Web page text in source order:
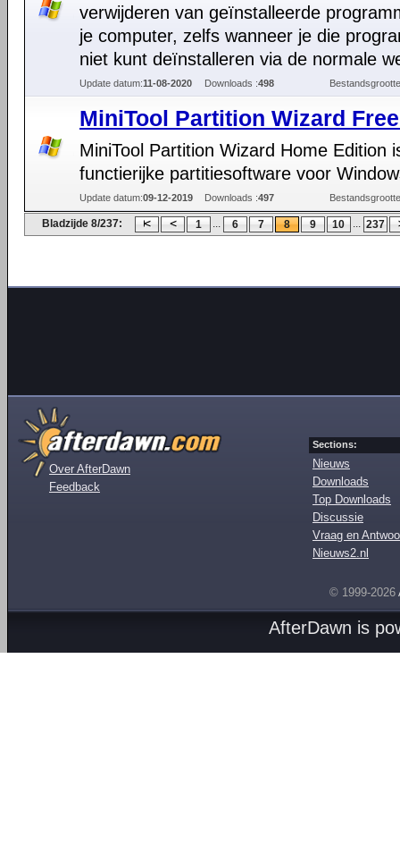
verwijderen van geïnstalleerde
je computer, zelfs wanneer je die
niet kunt deïnstalleren via de normale
Update datum:11-08-2020 Downloads :498
MiniTool Partition Wizard
MiniTool Partition Wizard Home Edition
functierijke partitiesoftware voor
Update datum:09-12-2019 Downloads :497
Bladzijde 8/237: 1 ... 6 7 8 9 10 ... 237
Over AfterDawn
Feedback
Sections:
Nieuws
Downloads
Top Downloads
Discussie
Vraag en
Nieuws2.nl
© 1999-2026
AfterDawn is